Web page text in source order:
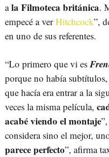
ala Filmoteca británica.
empecé a verHitchcock”,
en uno de sus referentes.
“Lo primero que vi es
porque no había
que hacía era entrar a la
veces la misma película,
acabé viendo el montaje
considera sino el mejor,
parece perfecto”, afirma